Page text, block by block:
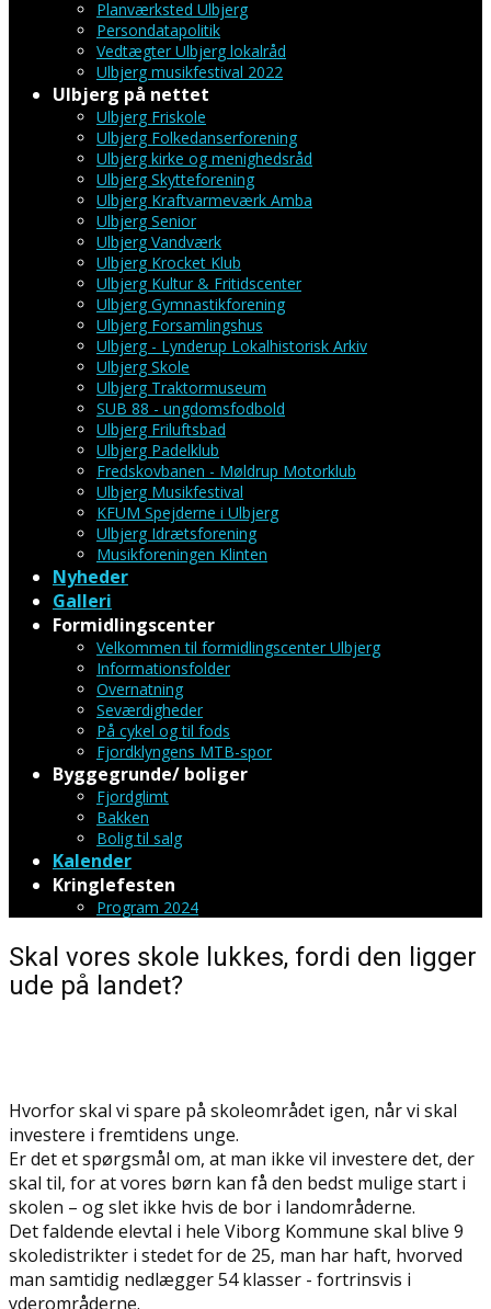
Planværksted Ulbjerg
Persondatapolitik
Vedtægter Ulbjerg lokalråd
Ulbjerg musikfestival 2022
Ulbjerg på nettet
Ulbjerg Friskole
Ulbjerg Folkedanserforening
Ulbjerg kirke og menighedsråd
Ulbjerg Skytteforening
Ulbjerg Kraftvarmeværk Amba
Ulbjerg Senior
Ulbjerg Vandværk
Ulbjerg Krocket Klub
Ulbjerg Kultur & Fritidscenter
Ulbjerg Gymnastikforening
Ulbjerg Forsamlingshus
Ulbjerg - Lynderup Lokalhistorisk Arkiv
Ulbjerg Skole
Ulbjerg Traktormuseum
SUB 88 - ungdomsfodbold
Ulbjerg Friluftsbad
Ulbjerg Padelklub
Fredskovbanen - Møldrup Motorklub
Ulbjerg Musikfestival
KFUM Spejderne i Ulbjerg
Ulbjerg Idrætsforening
Musikforeningen Klinten
Nyheder
Galleri
Formidlingscenter
Velkommen til formidlingscenter Ulbjerg
Informationsfolder
Overnatning
Seværdigheder
På cykel og til fods
Fjordklyngens MTB-spor
Byggegrunde/ boliger
Fjordglimt
Bakken
Bolig til salg
Kalender
Kringlefesten
Program 2024
Skal vores skole lukkes, fordi den ligger
ude på landet?
Hvorfor skal vi spare på skoleområdet igen, når vi skal
investere i fremtidens unge.
Er det et spørgsmål om, at man ikke vil investere det, der
skal til, for at vores børn kan få den bedst mulige start i
skolen – og slet ikke hvis de bor i landområderne.
Det faldende elevtal i hele Viborg Kommune skal blive 9
skoledistrikter i stedet for de 25, man har haft, hvorved
man samtidig nedlægger 54 klasser - fortrinsvis i
yderområderne.